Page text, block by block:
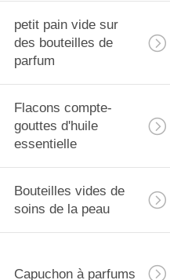
petit pain vide sur
des bouteilles de
parfum
Flacons compte-
gouttes d'huile
essentielle
Bouteilles vides de
soins de la peau
Capuchon à parfums